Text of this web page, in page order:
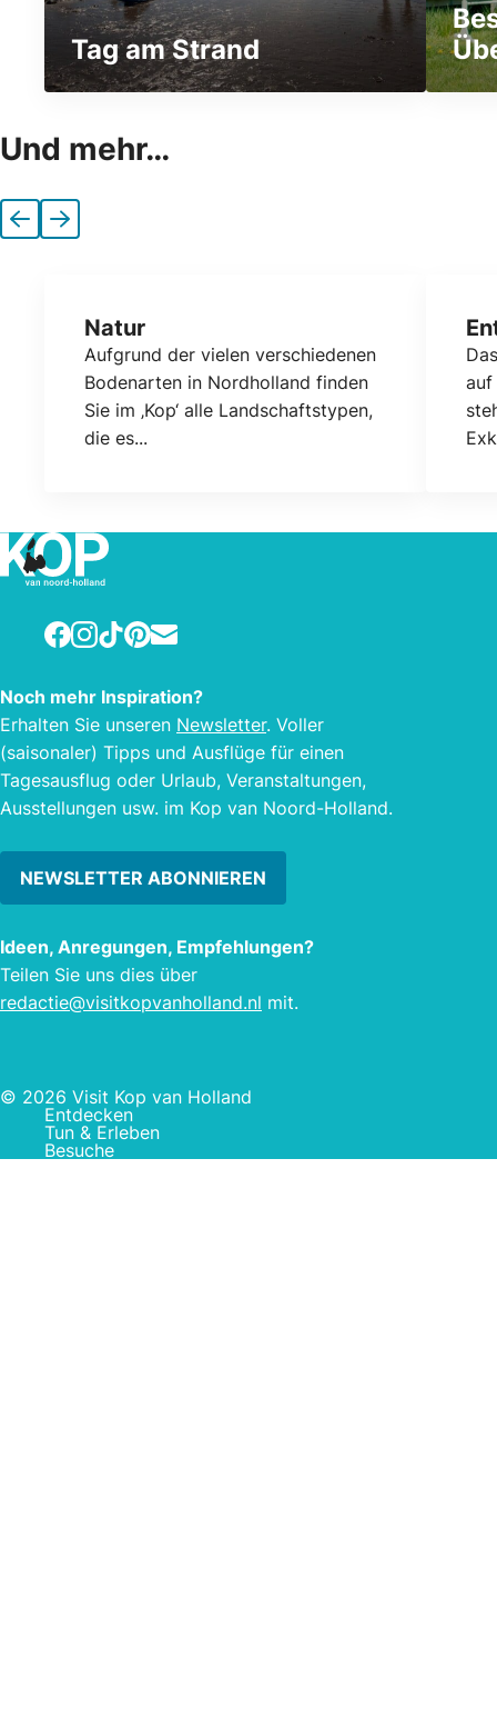
Tag am Strand
Und mehr…
VorherigeNächste
Natur
Aufgrund der vielen verschiedenen
Bodenarten in Nordholland finden
Sie im ‚Kop‘ alle Landschaftstypen,
die es...
auf
Facebook
Instagram
TikTokPinterest
E-mail
Noch mehr Inspiration?
Erhalten Sie unseren Newsletter. Voller
(saisonaler) Tipps und Ausflüge für einen
Tagesausflug oder Urlaub, Veranstaltungen,
Ausstellungen usw. im Kop van Noord-Holland.
NEWSLETTER ABONNIEREN
Ideen, Anregungen, Empfehlungen?
Teilen Sie uns dies über
redactie@visitkopvanholland.nl mit.
© 2026 Visit Kop van Holland
Entdecken
Tun & Erleben
Besuche